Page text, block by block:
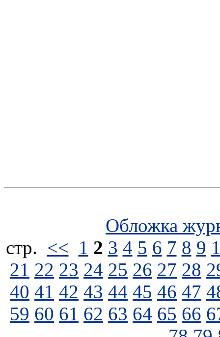
Обложка
стp. << 1 2 3 4 5 6 7 8 9
21 22 23 24 25 26 27 28
40 41 42 43 44 45 46 47
59 60 61 62 63 64 65 66